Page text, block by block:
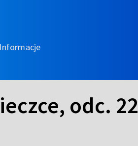
Informacje
odc. 22